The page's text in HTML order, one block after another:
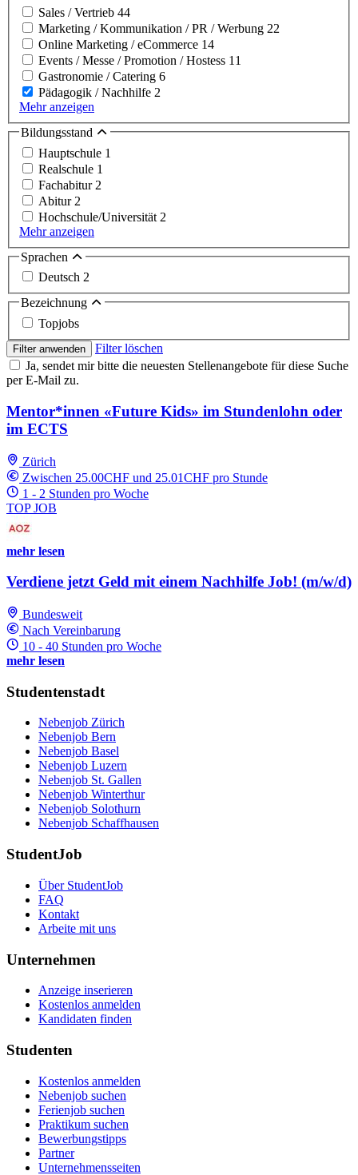
Sales / Vertrieb 44
Marketing / Kommunikation / PR / Werbung 22
Online Marketing / eCommerce 14
Events / Messe / Promotion / Hostess 11
Gastronomie / Catering 6
Pädagogik / Nachhilfe 2
Mehr anzeigen
Bildungsstand
Hauptschule 1
Realschule 1
Fachabitur 2
Abitur 2
Hochschule/Universität 2
Mehr anzeigen
Sprachen
Deutsch 2
Bezeichnung
Topjobs
Filter anwenden
Filter löschen
Ja, sendet mir bitte die neuesten Stellenangebote für diese Suche
per E-Mail zu.
Mentor*innen «Future Kids» im Stundenlohn oder
im ECTS
Zürich
Zwischen 25.00CHF und 25.01CHF pro Stunde
1 - 2 Stunden pro Woche
TOP JOB
mehr lesen
Verdiene jetzt Geld mit einem Nachhilfe Job! (m/w/d)
Bundesweit
Nach Vereinbarung
10 - 40 Stunden pro Woche
mehr lesen
Studentenstadt
Nebenjob Zürich
Nebenjob Bern
Nebenjob Basel
Nebenjob Luzern
Nebenjob St. Gallen
Nebenjob Winterthur
Nebenjob Solothurn
Nebenjob Schaffhausen
StudentJob
Über StudentJob
FAQ
Kontakt
Arbeite mit uns
Unternehmen
Anzeige inserieren
Kostenlos anmelden
Kandidaten finden
Studenten
Kostenlos anmelden
Nebenjob suchen
Ferienjob suchen
Praktikum suchen
Bewerbungstipps
Partner
Unternehmensseiten